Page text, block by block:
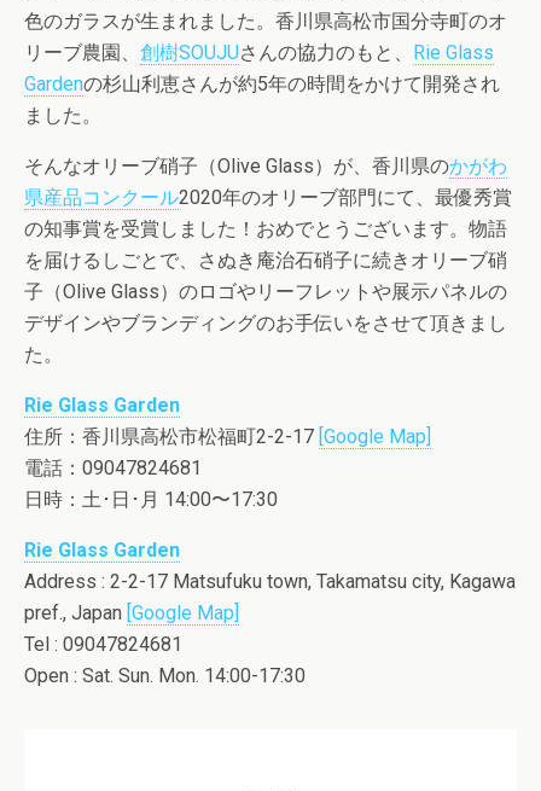
色のガラスが生まれました。香川県高松市国分寺町のオ
リーブ農園、 創樹SOUJUさんの協力のもと、 Rie Glass
Gardenの杉山利恵さんが約5年の時間をかけて開発され
ました。
そんなオリーブ硝子（Olive Glass）が、香川県のかがわ
県産品コンクール2020年のオリーブ部門にて、最優秀賞
の知事賞を受賞しました！おめでとうございます。物語
を届けるしごとで、さぬき庵治石硝子に続きオリーブ硝
子（Olive Glass）のロゴやリーフレットや展示パネルの
デザインやブランディングのお手伝いをさせて頂きまし
た。
Rie Glass Garden
住所：香川県高松市松福町2-2-17 [Google Map]
電話：09047824681
日時：土･日･月 14:00〜17:30
Rie Glass Garden
Address : 2-2-17 Matsufuku town, Takamatsu city, Kagawa
pref., Japan [Google Map]
Tel : 09047824681
Open : Sat. Sun. Mon. 14:00-17:30